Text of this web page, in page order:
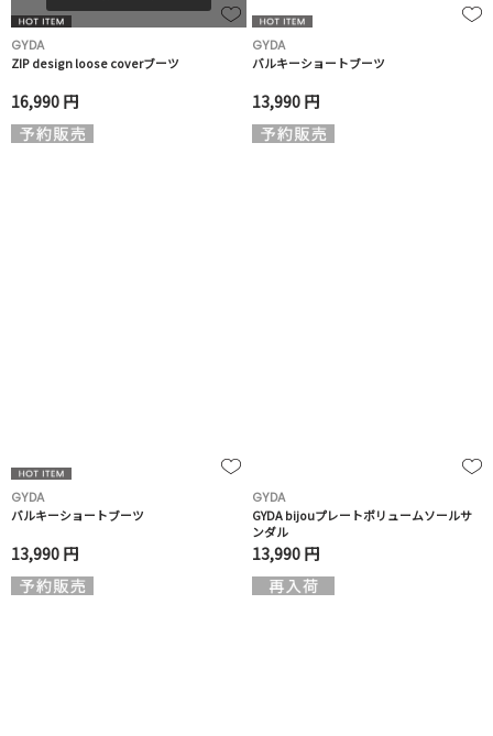
GYDA
ZIP design loose coverブーツ
16,990 円
GYDA
バルキーショートブーツ
13,990 円
GYDA
バルキーショートブーツ
13,990 円
GYDA
GYDA bijouプレートボリュームソールサ
ンダル
13,990 円